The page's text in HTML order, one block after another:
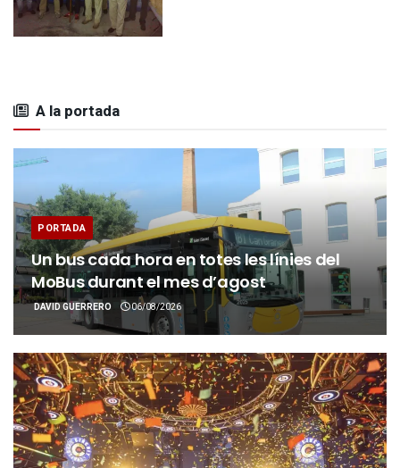
A la portada
PORTADA
Un bus cada hora en totes les línies del
MoBus durant el mes d’agost
DAVID GUERRERO 06/08/2026